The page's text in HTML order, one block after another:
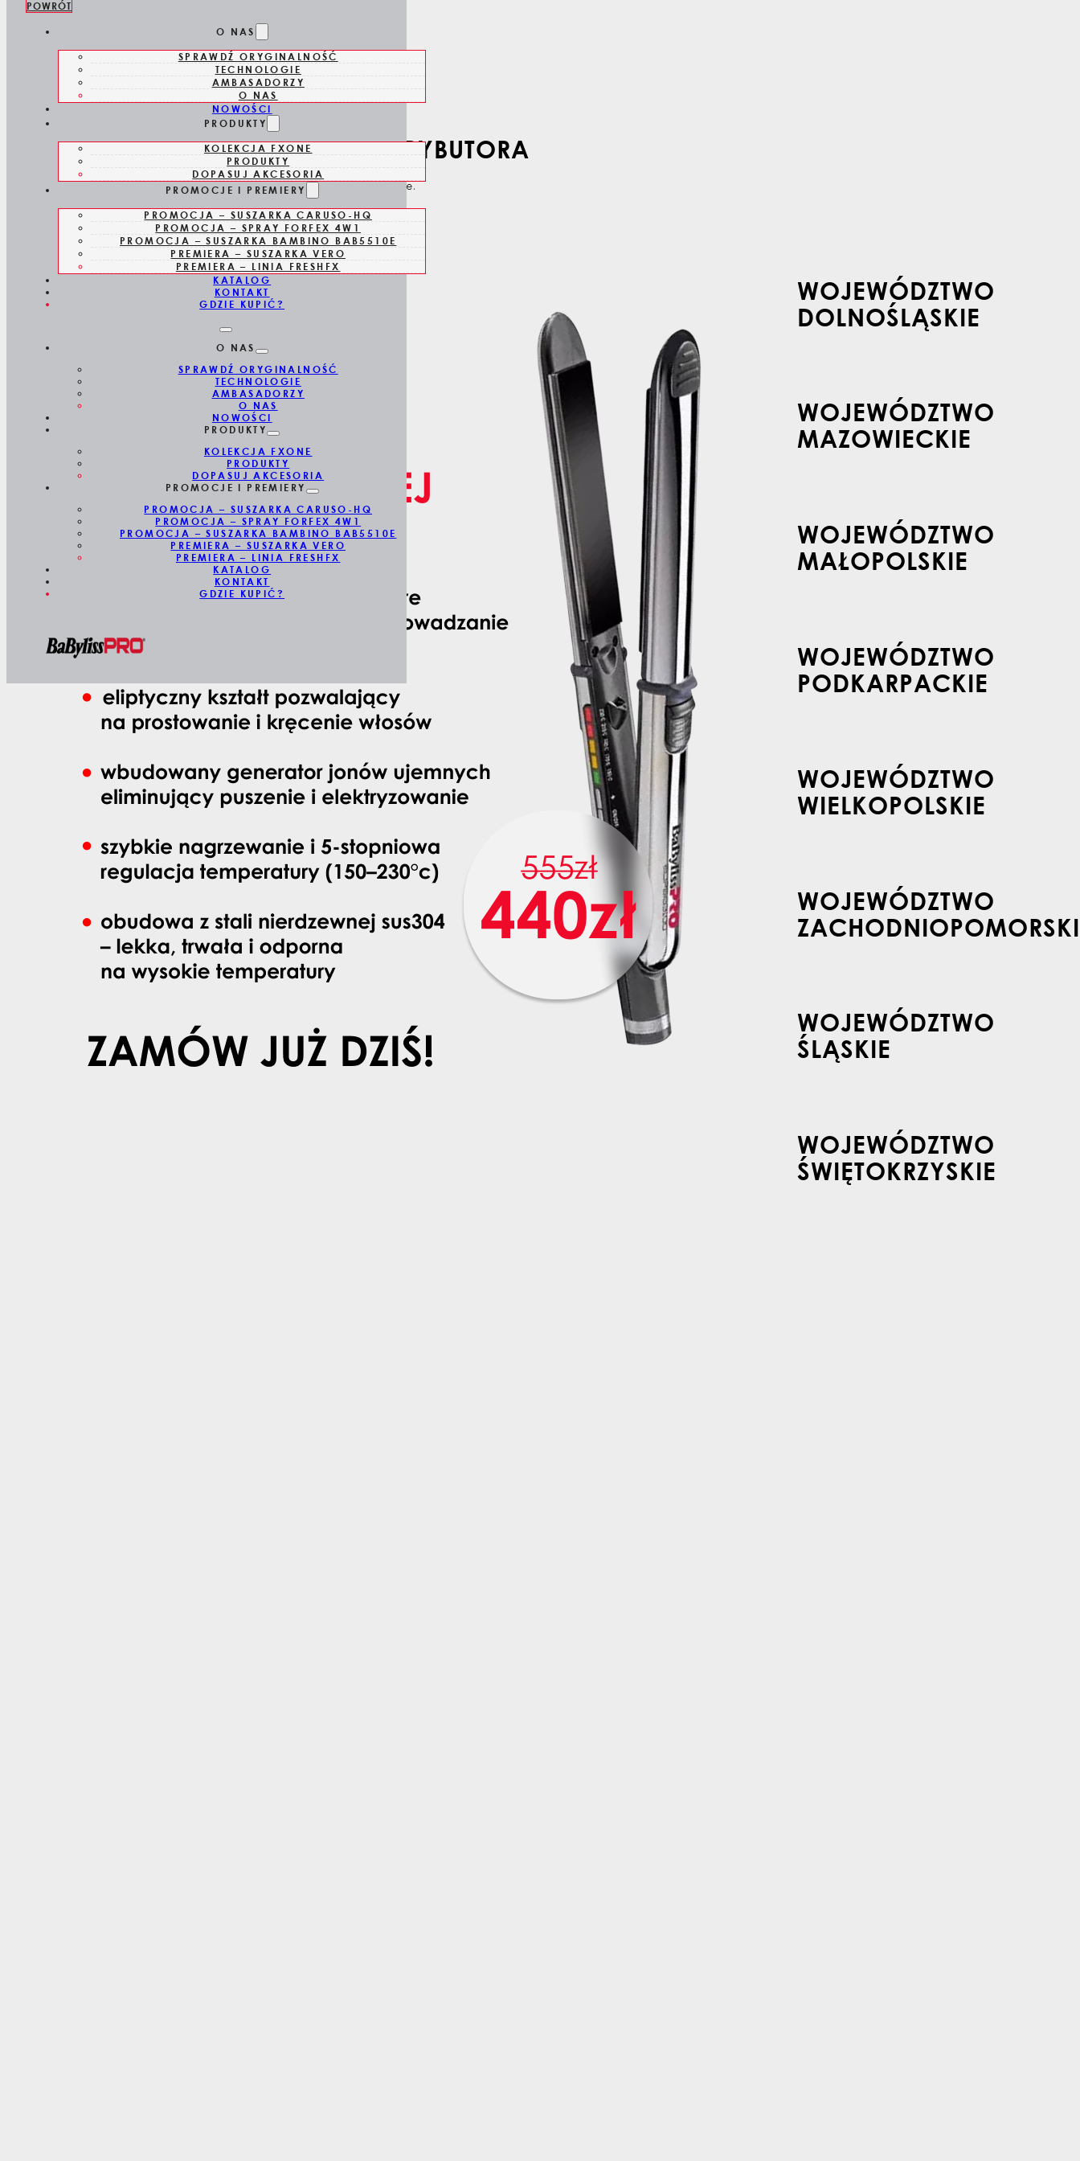
Skip to main content
POWRÓT
O NAS
SPRAWDŹ ORYGINALNOŚĆ
TECHNOLOGIE
AMBASADORZY
O NAS
NOWOŚCI
PRODUKTY
KOLEKCJA FXONE
PRODUKTY
DOPASUJ AKCESORIA
PROMOCJE I PREMIERY
PROMOCJA – SUSZARKA CARUSO-HQ
PROMOCJA – SPRAY FORFEX 4W1
PROMOCJA – SUSZARKA BAMBINO BAB5510E
PREMIERA – SUSZARKA VERO
PREMIERA – LINIA FRESHFX
KATALOG
KONTAKT
GDZIE KUPIĆ?
O NAS
SPRAWDŹ ORYGINALNOŚĆ
TECHNOLOGIE
AMBASADORZY
O NAS
NOWOŚCI
PRODUKTY
KOLEKCJA FXONE
PRODUKTY
DOPASUJ AKCESORIA
PROMOCJE I PREMIERY
PROMOCJA – SUSZARKA CARUSO-HQ
PROMOCJA – SPRAY FORFEX 4W1
PROMOCJA – SUSZARKA BAMBINO BAB5510E
PREMIERA – SUSZARKA VERO
PREMIERA – LINIA FRESHFX
KATALOG
KONTAKT
GDZIE KUPIĆ?
WYSZUKAJ NAJBLIŻSZEGO DYSTRYBUTORA
Znajdż sklep najbliżej siebie lub wybierz dystrybutora ze sklepem online.
SKLEPY ONLINE
WOJEWÓDZTWO
DOLNOŚLĄSKIE
WOJEWÓDZTWO
MAZOWIECKIE
WOJEWÓDZTWO
MAŁOPOLSKIE
WOJEWÓDZTWO
PODKARPACKIE
WOJEWÓDZTWO
WIELKOPOLSKIE
WOJEWÓDZTWO
WOJEWÓDZTWO
ŚLĄSKIE
WOJEWÓDZTWO
ŚWIĘTOKRZYSKIE